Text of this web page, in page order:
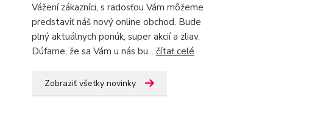
Vážení zákazníci, s radosťou Vám môžeme
predstaviť náš nový online obchod. Bude
plný aktuálnych ponúk, super akcií a zliav.
Dúfame, že sa Vám u nás bu... čítať celé
Zobraziť všetky novinky